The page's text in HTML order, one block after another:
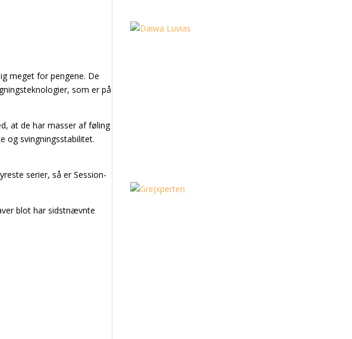
meget for pengene. De
som er på
at de har masser af føling
og svingningsstabilitet.
serier, så er Session-
blot har sidstnævnte